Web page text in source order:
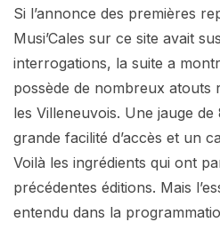
Si l’annonce des premières
Musi’Cales sur ce site avait
interrogations, la suite a
possède de nombreux atouts
les Villeneuvois. Une jauge
grande facilité d’accès et un
Voilà les ingrédients qui ont
précédentes éditions. Mais
entendu dans la